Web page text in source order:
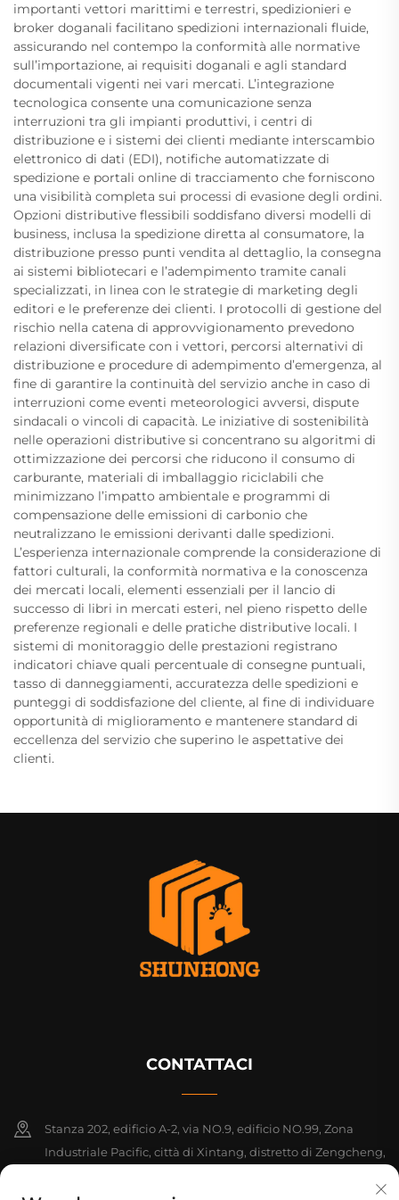
importanti vettori marittimi e terrestri, spedizionieri e
broker doganali facilitano spedizioni internazionali fluide,
assicurando nel contempo la conformità alle normative
sull’importazione, ai requisiti doganali e agli standard
documentali vigenti nei vari mercati. L’integrazione
tecnologica consente una comunicazione senza
interruzioni tra gli impianti produttivi, i centri di
distribuzione e i sistemi dei clienti mediante interscambio
elettronico di dati (EDI), notifiche automatizzate di
spedizione e portali online di tracciamento che forniscono
una visibilità completa sui processi di evasione degli ordini.
Opzioni distributive flessibili soddisfano diversi modelli di
business, inclusa la spedizione diretta al consumatore, la
distribuzione presso punti vendita al dettaglio, la consegna
ai sistemi bibliotecari e l’adempimento tramite canali
specializzati, in linea con le strategie di marketing degli
editori e le preferenze dei clienti. I protocolli di gestione del
rischio nella catena di approvvigionamento prevedono
relazioni diversificate con i vettori, percorsi alternativi di
distribuzione e procedure di adempimento d’emergenza, al
fine di garantire la continuità del servizio anche in caso di
interruzioni come eventi meteorologici avversi, dispute
sindacali o vincoli di capacità. Le iniziative di sostenibilità
nelle operazioni distributive si concentrano su algoritmi di
ottimizzazione dei percorsi che riducono il consumo di
carburante, materiali di imballaggio riciclabili che
minimizzano l’impatto ambientale e programmi di
compensazione delle emissioni di carbonio che
neutralizzano le emissioni derivanti dalle spedizioni.
L’esperienza internazionale comprende la considerazione di
fattori culturali, la conformità normativa e la conoscenza
dei mercati locali, elementi essenziali per il lancio di
successo di libri in mercati esteri, nel pieno rispetto delle
preferenze regionali e delle pratiche distributive locali. I
sistemi di monitoraggio delle prestazioni registrano
indicatori chiave quali percentuale di consegne puntuali,
tasso di danneggiamenti, accuratezza delle spedizioni e
punteggi di soddisfazione del cliente, al fine di individuare
opportunità di miglioramento e mantenere standard di
eccellenza del servizio che superino le aspettative dei
clienti.
CONTATTACI
Stanza 202, edificio A-2, via NO.9, edificio NO.99, Zona
Industriale Pacific, città di Xintang, distretto di Zengcheng,